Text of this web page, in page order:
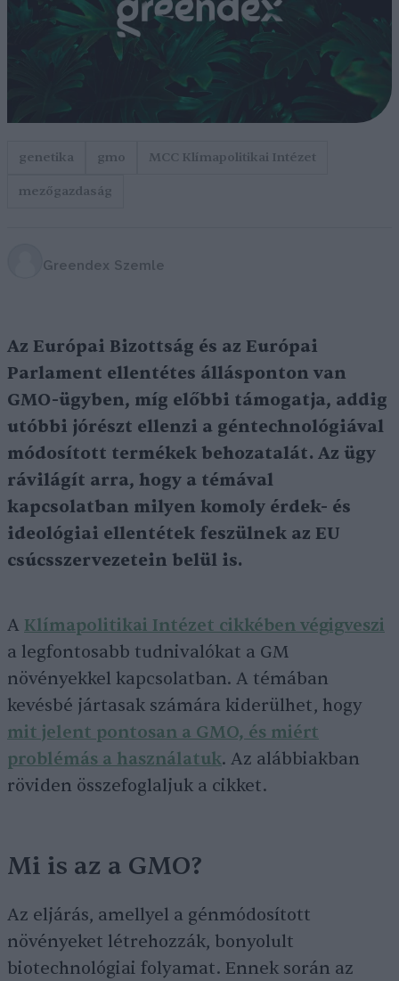
genetika gmo
MCC Klímapolitikai Intézet
mezőgazdaság
Greendex Szemle
Az Európai Bizottság és az Európai
Parlament ellentétes állásponton van
GMO-ügyben, míg előbbi támogatja, addig
utóbbi jórészt ellenzi a géntechnológiával
módosított termékek behozatalát. Az ügy
rávilágít arra, hogy a témával
kapcsolatban milyen komoly érdek- és
ideológiai ellentétek feszülnek az EU
csúcsszervezetein belül is.
A Klímapolitikai Intézet cikkében végigveszi
a legfontosabb tudnivalókat a GM
növényekkel kapcsolatban. A témában
kevésbé jártasak számára kiderülhet, hogy
mit jelent pontosan a GMO, és miért
problémás a használatuk. Az alábbiakban
röviden összefoglaljuk a cikket.
Mi is az a GMO?
Az eljárás, amellyel a génmódosított
növényeket létrehozzák, bonyolult
biotechnológiai folyamat. Ennek során az